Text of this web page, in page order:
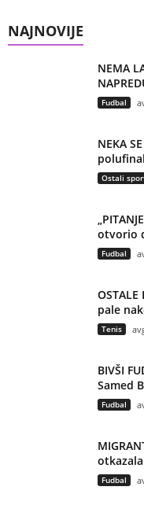
NAJNOVIJE
NEMA
Fudbal
NEKA
Ostali
otvorio
Fudbal
pale
Tenis
BIVŠI
Samed
Fudbal
Fudbal